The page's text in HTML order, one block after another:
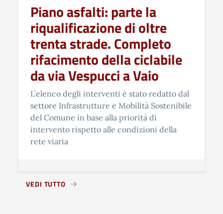
Piano asfalti: parte la
riqualificazione di oltre
trenta strade. Completo
rifacimento della ciclabile
da via Vespucci a Vaio
L’elenco degli interventi è stato redatto dal
settore Infrastrutture e Mobilità Sostenibile
del Comune in base alla priorità di
intervento rispetto alle condizioni della
rete viaria
VEDI TUTTO